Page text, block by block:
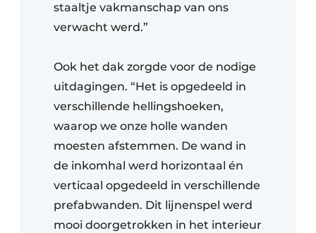
staaltje vakmanschap van ons
verwacht werd.”
Ook het dak zorgde voor de nodige
uitdagingen. “Het is opgedeeld in
verschillende hellingshoeken,
waarop we onze holle wanden
moesten afstemmen. De wand in
de inkomhal werd horizontaal én
verticaal opgedeeld in verschillende
prefabwanden. Dit lijnenspel werd
mooi doorgetrokken in het interieur